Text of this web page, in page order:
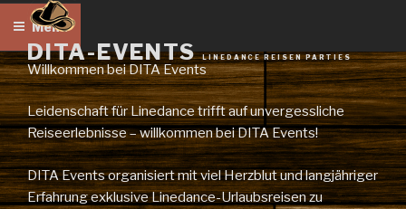
Inhalt
springenDITA-EVENTSLINEDANCE REISEN PARTIES
Menü
Willkommen bei DITA Events
Leidenschaft für Linedance trifft auf unvergessliche
Reiseerlebnisse – willkommen bei DITA Events!
DITA Events organisiert mit viel Herzblut und langjähriger
Erfahrung exklusive Linedance-Urlaubsreisen zu